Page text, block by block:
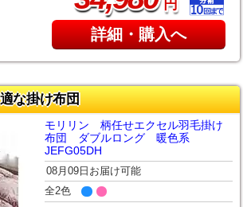
円
詳細・購入へ
な掛け布団
モリリン 柄任せエクセル羽毛掛け
布団 ダブルロング 暖色系
JEFG05DH
08月09日お届け可能
全2色